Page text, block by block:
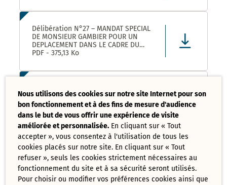
Délibération N°27 – MANDAT SPECIAL
DE MONSIEUR GAMBIER POUR UN
DEPLACEMENT DANS LE CADRE DU
FORUM DES ELUS INFO JEUNES A
PDF - 375,13 Ko
Liste des délibérations examinées
Conseil Municipal 17 mars 2025
PDF - 121,08 Ko
Ordre du jour du Conseil Municipal 17
mars 2025
PDF - 73,70 Ko
Nous utilisons des cookies sur notre site Internet pour son
bon fonctionnement et à des fins de mesure d'audience
dans le but de vous offrir une expérience de visite
améliorée et personnalisée. En cliquant sur « Tout
accepter », vous consentez à l'utilisation de tous les
cookies placés sur notre site. En cliquant sur « Tout
refuser », seuls les cookies strictement nécessaires au
fonctionnement du site et à sa sécurité seront utilisés.
Pour choisir ou modifier vos préférences cookies ainsi que